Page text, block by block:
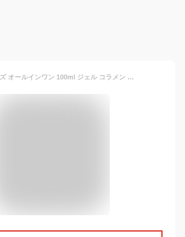
RUKEN メンズ オールインワン 100ml ジェル コラメン 日本製 ノンパラベン 美容 コラーゲン シルク ヒアルロン酸 イケメン ホエイ スクワラン 卵殻 ほうれい線 化粧水 乳液 美容液 クリーム スキンケア メンズコスメ メンズケア 天然成分 乾燥肌 国産 うるおい メンズ